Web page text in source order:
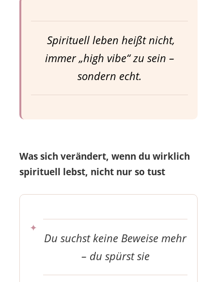
Spirituell leben heißt nicht,
immer „high vibe“ zu sein –
sondern echt.
Was sich verändert, wenn du wirklich
spirituell lebst, nicht nur so tust
Du suchst keine Beweise mehr
– du spürst sie